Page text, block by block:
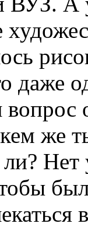
даже
же